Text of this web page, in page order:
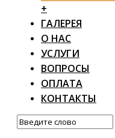
+
ГАЛЕРЕЯ
О НАС
УСЛУГИ
ВОПРОСЫ
ОПЛАТА
КОНТАКТЫ